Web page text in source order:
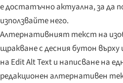
е достатъчно актуална, за да
използвайте него.
Алтернативният текст на
щракване с десния бутон
на Edit Alt Text и написване на
редакционен алтернативен